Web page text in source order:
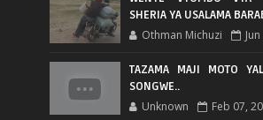
SHERIA YA USALAMA
Othman Michuzi
TAZAMA MAJI MOTO
SONGWE..
Unknown Feb 07,